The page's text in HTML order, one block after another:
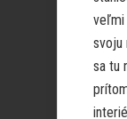
veľmi
svoju
sa tu